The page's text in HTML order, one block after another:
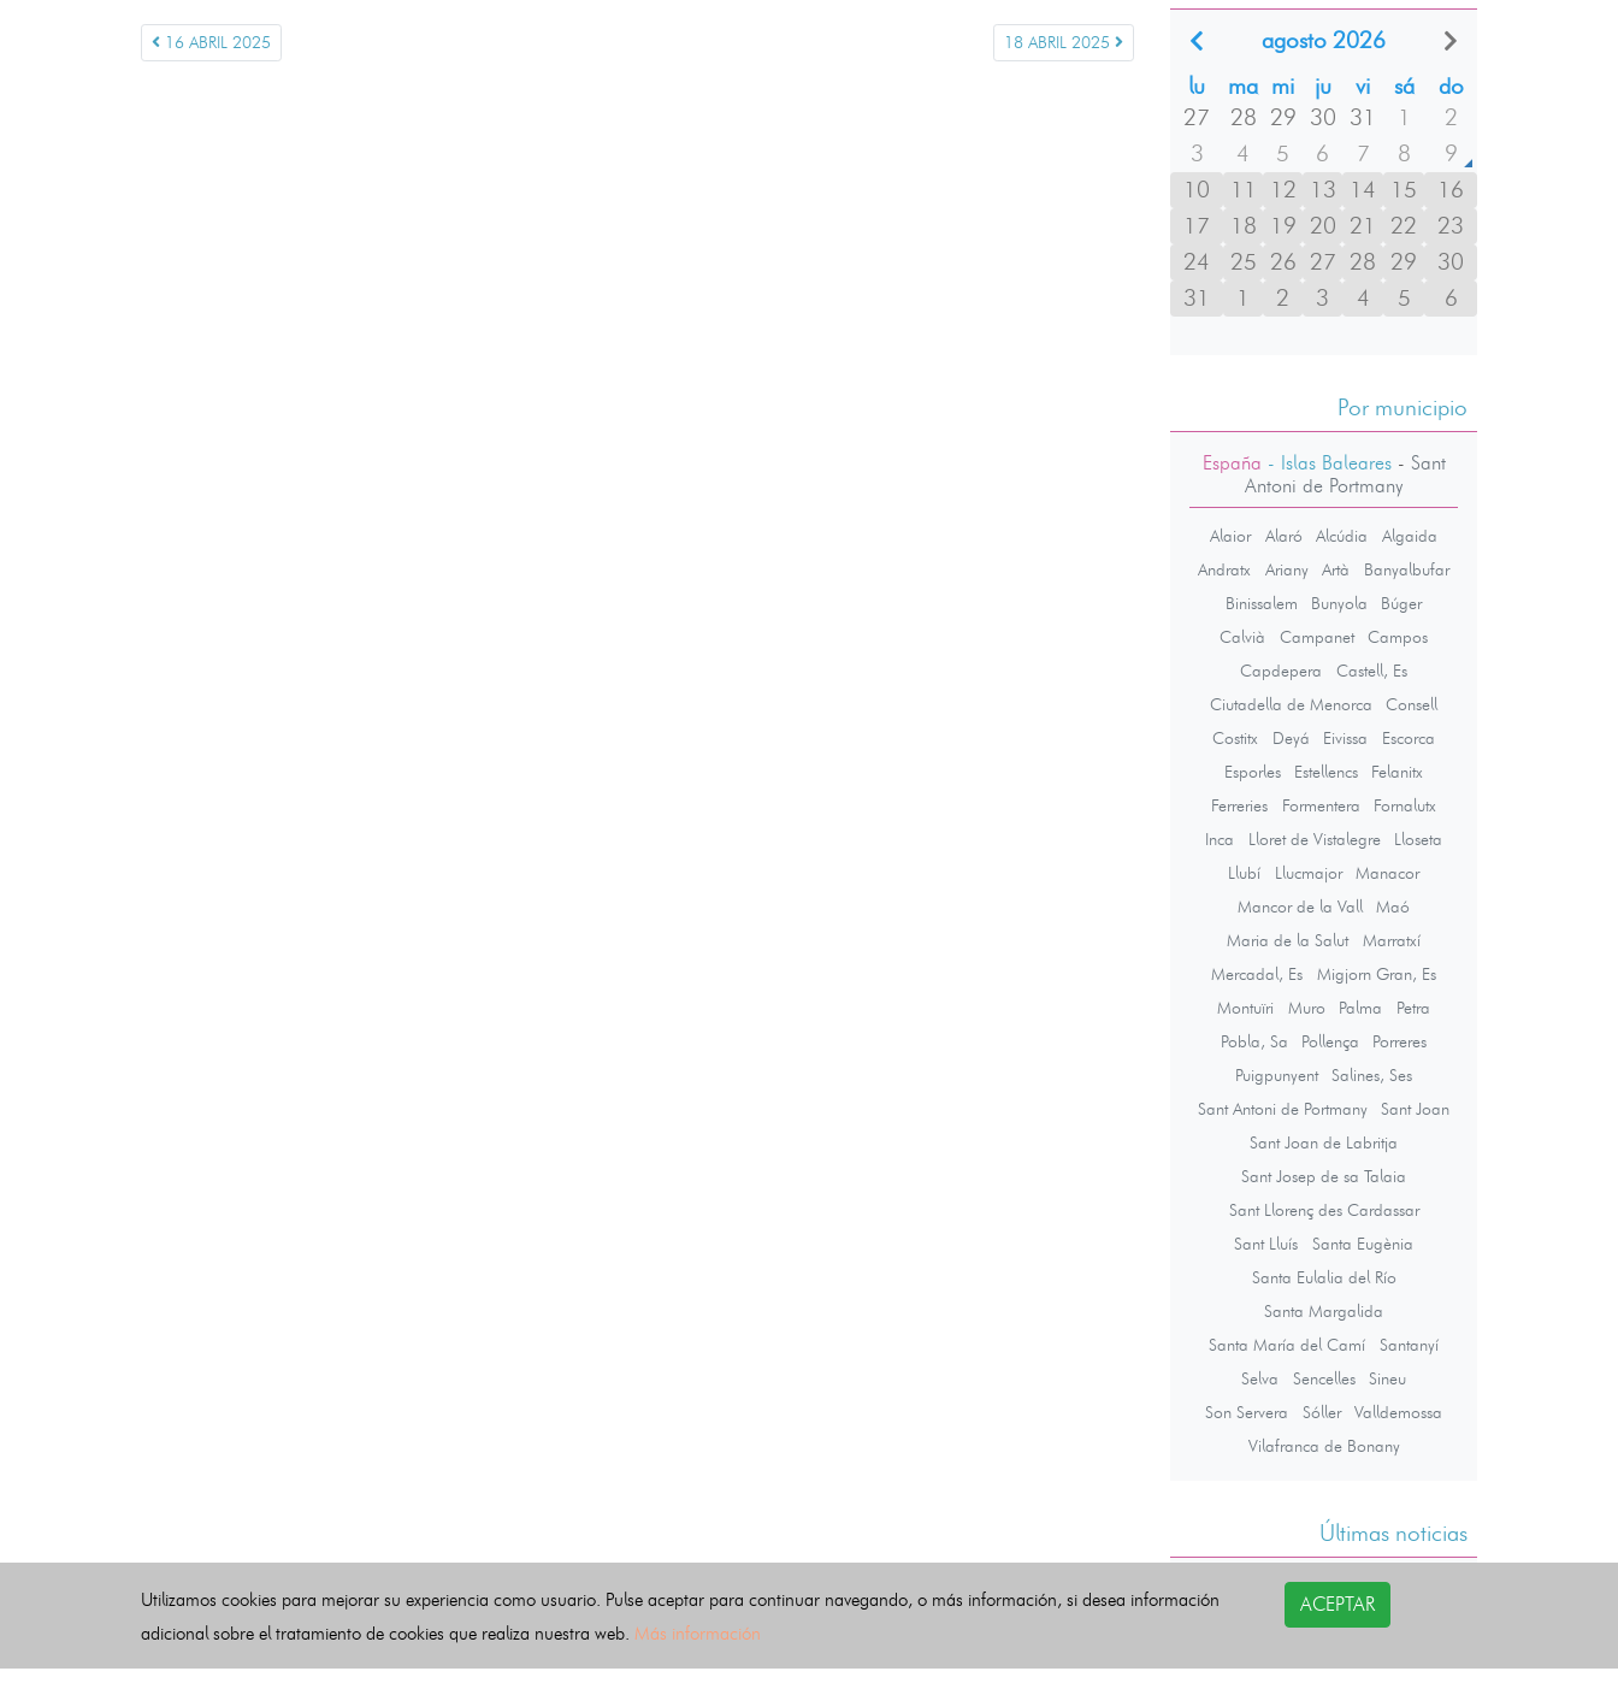
16 ABRIL 2025 18 ABRIL 2025
agosto 2026
lu
ma mi ju vi sá
do
27
28 29 30 31 1
2
3
4 5 6 7 8
9
10
11 12 13 14 15
16
17
18 19 20 21 22
23
24
25 26 27 28 29
30
31
1 2 3 4 5 6
Por municipio
España - Islas Baleares- Sant
Antoni de Portmany
Alaior Alaró Alcúdia
Algaida
Andratx
Ariany Artà
Banyalbufar
Binissalem
Bunyola
Búger
Calvià
Campanet
Campos
Capdepera
Castell, Es
Ciutadella de Menorca
Consell
Costitx
Deyá Eivissa
Escorca
Esporles
Estellencs
Felanitx
Ferreries
Formentera
Fornalutx
Inca
Lloret de Vistalegre
Lloseta
Llubí
Llucmajor
Manacor
Mancor de la Vall
Maó
Maria de la Salut
Marratxí
Mercadal, Es
Migjorn Gran, Es
Montuïri
Muro Palma
Petra
Pobla, Sa
Pollença
Porreres
Puigpunyent
Salines, Ses
Sant Antoni de Portmany
Sant Joan
Sant Joan de Labritja
Sant Josep de sa Talaia
Sant Llorenç des Cardassar
Sant Lluís
Santa Eugènia
Santa Eulalia del Río
Santa Margalida
Santa María del Camí
Santanyí
Selva
Sencelles
Sineu
Son Servera
Sóller
Valldemossa
Vilafranca de Bonany
Últimas noticias
Utilizamos cookies para mejorar su experiencia como usuario. Pulse aceptar para continuar navegando, o más información, si desea información
adicional sobre el tratamiento de cookies que realiza nuestra web. Más información
ACEPTAR